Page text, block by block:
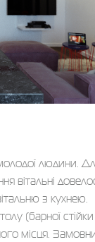
людини.
вітальні
з кухнею.
(барної стійки
місця.